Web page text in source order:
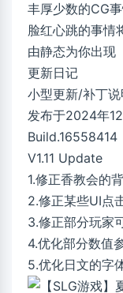
丰厚少数的CG
脸红心跳的事情
由静态为你出现
更新日记
小型更新/补丁说
发布于2024年
Build.16558414
V1.11 Update
1.修正香教会的
2.修正某些UI点
3.修正部分玩家
4.优化部分数值
5.优化日文的字